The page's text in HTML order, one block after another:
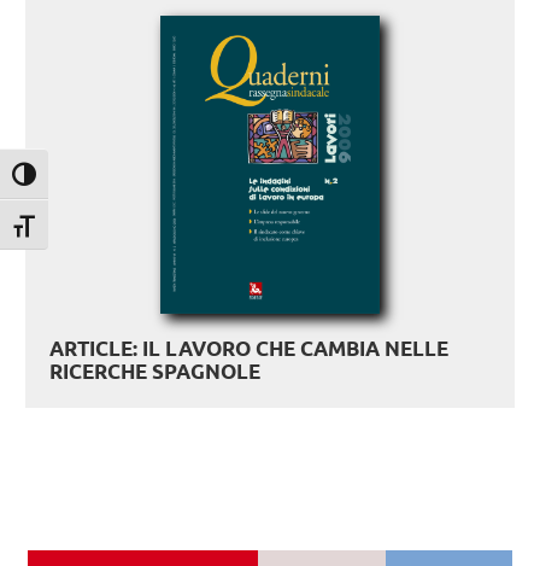
Attiva/disattiva alto contrasto
Attiva/disattiva dimensione testo
ARTICLE: IL LAVORO CHE CAMBIA NELLE
RICERCHE SPAGNOLE